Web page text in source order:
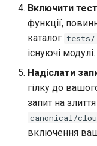
Включити
функції,
каталог tests/
існуючі модулі.
Надіслати
гілку до
запит на
canonical/
включення